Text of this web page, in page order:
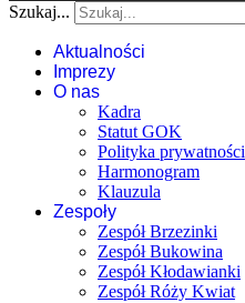
Szukaj...
Aktualności
Imprezy
O nas
Kadra
Statut GOK
Polityka prywatności
Harmonogram
Klauzula
Zespoły
Zespół Brzezinki
Zespół Bukowina
Zespół Kłodawianki
Zespół Róży Kwiat